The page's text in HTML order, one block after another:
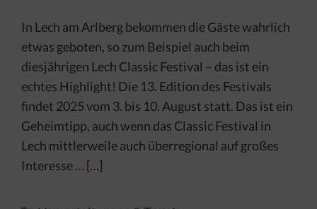
In Lech am Arlberg bekommen die Gäste wahrlich
etwas geboten, so zum Beispiel auch beim
diesjährigen Lech Classic Festival – das ist ein
echtes Highlight! Die 13. Edition des Festivals
findet 2025 vom 3. bis 10. August statt. Das ist ein
Geheimtipp, auch wenn das Classic Festival in
Lech mittlerweile auch überregional auf großes
Interesse … […]